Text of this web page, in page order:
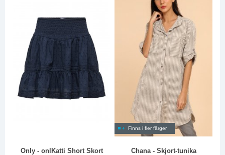
Only - onlKatti Short Skort
Finns i fler färger
Chana - Skjort-tunika